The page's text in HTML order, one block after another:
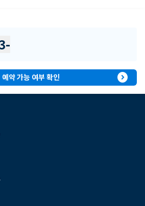
-
예약 가능 여부 확인 expand_circle_right